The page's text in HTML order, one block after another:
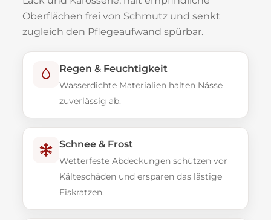
Oberflächen frei von Schmutz und senkt
zugleich den Pflegeaufwand spürbar.
Regen & Feuchtigkeit
Wasserdichte Materialien halten Nässe
zuverlässig ab.
Schnee & Frost
Wetterfeste Abdeckungen schützen vor
Kälteschäden und ersparen das lästige
Eiskratzen.